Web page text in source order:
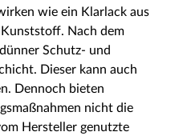
wie ein Klarlack aus
Nach dem
Schutz- und
Dieser kann auch
Dennoch bieten
nicht die
Hersteller genutzte